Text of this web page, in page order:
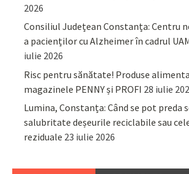
2026
Consiliul Județean Constanța: Centru
a pacienților cu Alzheimer în cadrul
iulie 2026
Risc pentru sănătate! Produse
magazinele PENNY și PROFI 28 iulie
Lumina, Constanța: Când se pot preda
salubritate deșeurile reciclabile sau
reziduale 23 iulie 2026